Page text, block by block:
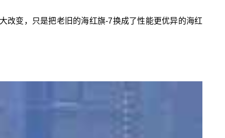
改变，只是把老旧的海红旗-7换成了性能更优异的海红